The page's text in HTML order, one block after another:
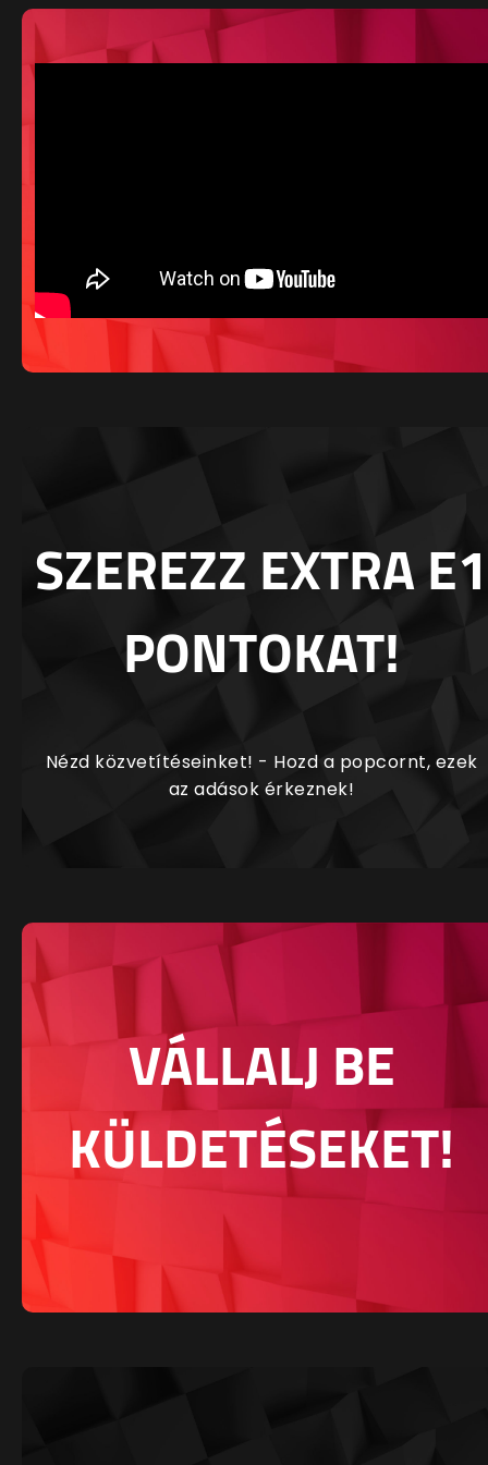
SZEREZZ EXTRA E1
PONTOKAT!
Nézd közvetítéseinket! - Hozd a popcornt, ezek
az adások érkeznek!
VÁLLALJ BE
KÜLDETÉSEKET!